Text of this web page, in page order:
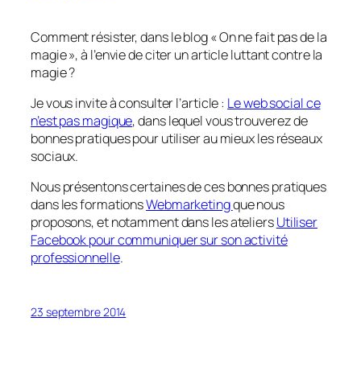
Comment résister, dans le blog « On ne fait pas de la
magie », à l’envie de citer un article luttant contre la
magie ?
Je vous invite à consulter l’article : Le web social ce
n’est pas magique, dans lequel vous trouverez de
bonnes pratiques pour utiliser au mieux les réseaux
sociaux.
Nous présentons certaines de ces bonnes pratiques
dans les formationsWebmarketingque nous
proposons, et notamment dans les ateliersUtiliser
Facebook pour communiquer sur son activité
professionnelle.
23 septembre 2014